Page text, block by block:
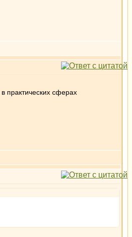
практических сферах